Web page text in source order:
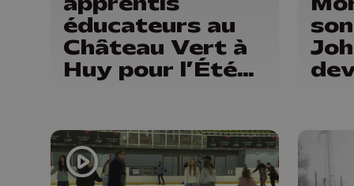
éducateurs au
Château Vert à
Huy pour l’Été
de